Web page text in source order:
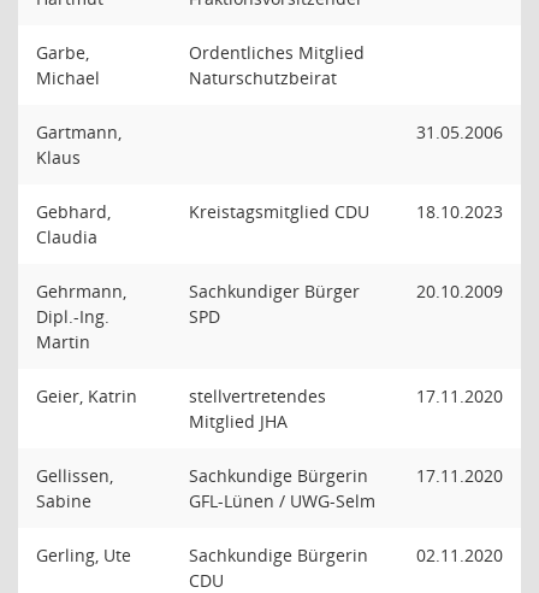
Garbe,
Michael
Ordentliches Mitglied
Naturschutzbeirat
Gartmann,
Klaus
31.05.2006
Gebhard,
Claudia
Kreistagsmitglied CDU 18.10.2023
Gehrmann,
Dipl.-Ing.
Martin
Sachkundiger Bürger
SPD
20.10.2009
Geier, Katrin
stellvertretendes
Mitglied JHA
17.11.2020
Gellissen,
Sabine
Sachkundige Bürgerin
GFL-Lünen / UWG-Selm
17.11.2020
Gerling, Ute
Sachkundige Bürgerin
CDU
02.11.2020